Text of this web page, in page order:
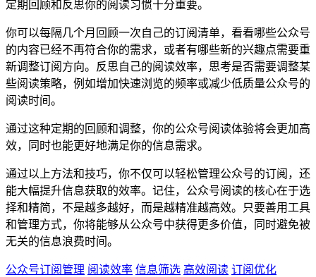
定期回顾和反思你的阅读习惯十分重要。
你可以每隔几个月回顾一次自己的订阅清单，看看哪些公众号
的内容已经不再符合你的需求，或者有哪些新的兴趣点需要重
新调整订阅方向。反思自己的阅读效率，思考是否需要调整某
些阅读策略，例如增加快速浏览的频率或减少低质量公众号的
阅读时间。
通过这种定期的回顾和调整，你的公众号阅读体验将会更加高
效，同时也能更好地满足你的信息需求。
通过以上方法和技巧，你不仅可以轻松管理公众号的订阅，还
能大幅提升信息获取的效率。记住，公众号阅读的核心在于选
择和精简，不是越多越好，而是越精准越高效。只要善用工具
和管理方式，你将能够从公众号中获得更多价值，同时避免被
无关的信息浪费时间。
公众号订阅管理 阅读效率 信息筛选 高效阅读 订阅优化